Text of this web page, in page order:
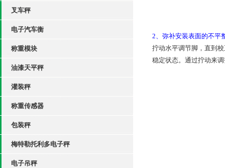
叉车秤
电子汽车衡
称重模块
油漆天平秤
灌装秤
称重传感器
包装秤
梅特勒托利多电子秤
电子吊秤
2、弥补安装表面的不平
拧动水平调节脚，直到
稳定状态。通过拧动来